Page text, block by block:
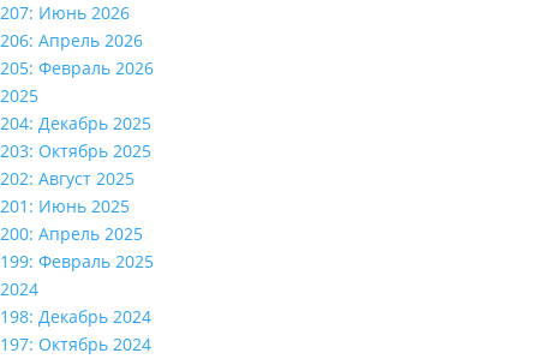
207: Июнь 2026
206: Апрель 2026
205: Февраль 2026
2025
204: Декабрь 2025
203: Октябрь 2025
202: Август 2025
201: Июнь 2025
200: Апрель 2025
199: Февраль 2025
2024
198: Декабрь 2024
197: Октябрь 2024